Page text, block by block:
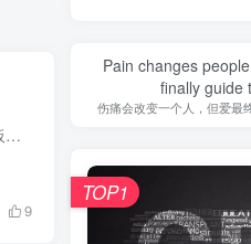
1、烘箱（干燥箱）在加热时，门可以开启。对 错 （标准答案：错误）2、电源插座、接线板、电线的容量应满足电器功率的需要。对 错 （标准答案：正确）3、为避免线路负荷过大，而引起火灾，功率1...
9
Pain changes
finally guide
伤痛会改变一个人，但爱最
TOP1